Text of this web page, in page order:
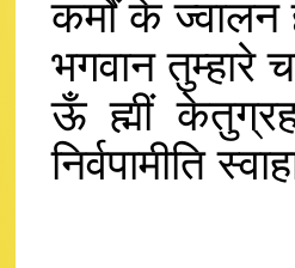
कर्मों के
भगवान
ऊँ ह्मीं
निर्वपामीति